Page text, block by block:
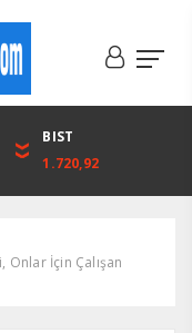
BIST
1.720,92
CUMHURİYET
42,104,00
Onlar İçin Çalışan